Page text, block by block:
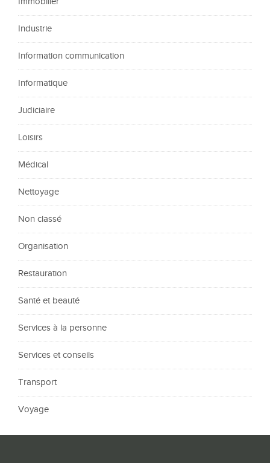
Industrie
Information communication
Informatique
Judiciaire
Loisirs
Médical
Nettoyage
Non classé
Organisation
Restauration
Santé et beauté
Services à la personne
Services et conseils
Transport
Voyage